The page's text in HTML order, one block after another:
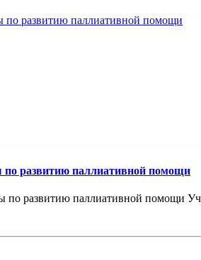
по развитию паллиативной помощи
по развитию паллиативной помощи